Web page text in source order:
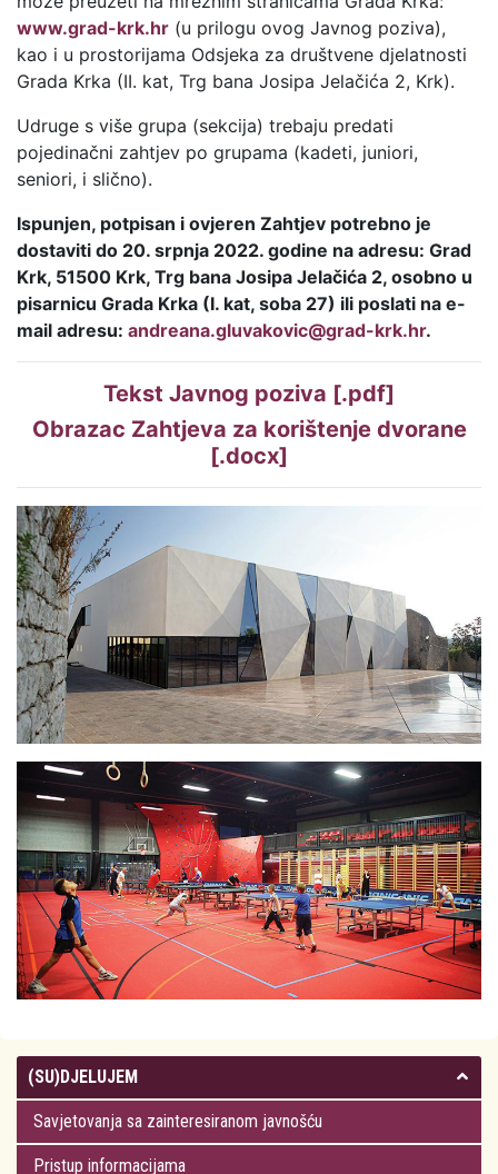
www.grad-krk.hr (u prilogu ovog Javnog poziva),
kao i u prostorijama Odsjeka za društvene djelatnosti
Grada Krka (II. kat, Trg bana Josipa Jelačića 2, Krk).
Udruge s više grupa (sekcija) trebaju predati
pojedinačni zahtjev po grupama (kadeti, juniori,
seniori, i slično).
Ispunjen, potpisan i ovjeren Zahtjev potrebno je
dostaviti do 20. srpnja 2022. godine na adresu: Grad
Krk, 51500 Krk, Trg bana Josipa Jelačića 2, osobno u
pisarnicu Grada Krka (I. kat, soba 27) ili poslati na e-
mail adresu: andreana.gluvakovic@grad-krk.hr.
Tekst Javnog poziva [.pdf]
Obrazac Zahtjeva za korištenje dvorane
[.docx]
(SU)DJELUJEM
Savjetovanja sa zainteresiranom javnošću
Pristup informacijama